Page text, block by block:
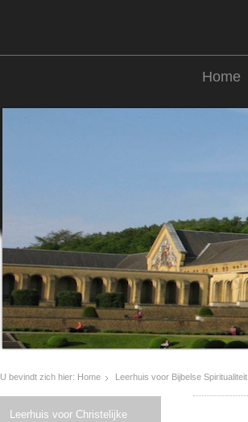
Home
U bevindt zich hier: Home Leerhuis voor Bijbelse Spiritualiteit
Leerhuis voor Christelijke